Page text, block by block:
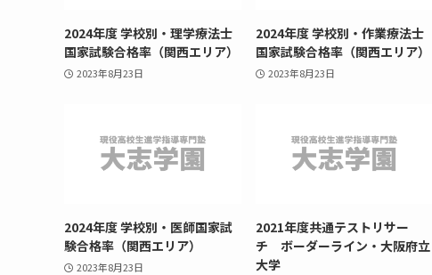
2024年度 学校別・理学療法士
国家試験合格率（関西エリア）
2023年8月23日
2024年度 学校別・作業療法士
国家試験合格率（関西エリア）
2023年8月23日
2024年度 学校別・医師国家試
験合格率（関西エリア）
2023年8月23日
2021年度共通テストリサー
チ ボーダーライン・大阪府立
大学